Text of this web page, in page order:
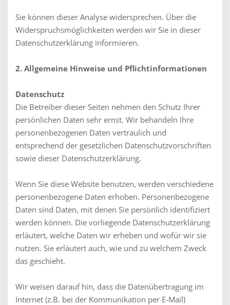
Sie können dieser Analyse widersprechen. Über die
Widerspruchsmöglichkeiten werden wir Sie in dieser
Datenschutzerklärung informieren.
2. Allgemeine Hinweise und Pflichtinformationen
Datenschutz
Die Betreiber dieser Seiten nehmen den Schutz Ihrer
persönlichen Daten sehr ernst. Wir behandeln Ihre
personenbezogenen Daten vertraulich und
entsprechend der gesetzlichen Datenschutzvorschriften
sowie dieser Datenschutzerklärung.
Wenn Sie diese Website benutzen, werden verschiedene
personenbezogene Daten erhoben. Personenbezogene
Daten sind Daten, mit denen Sie persönlich identifiziert
werden können. Die vorliegende Datenschutzerklärung
erläutert, welche Daten wir erheben und wofür wir sie
nutzen. Sie erläutert auch, wie und zu welchem Zweck
das geschieht.
Wir weisen darauf hin, dass die Datenübertragung im
Internet (z.B. bei der Kommunikation per E-Mail)